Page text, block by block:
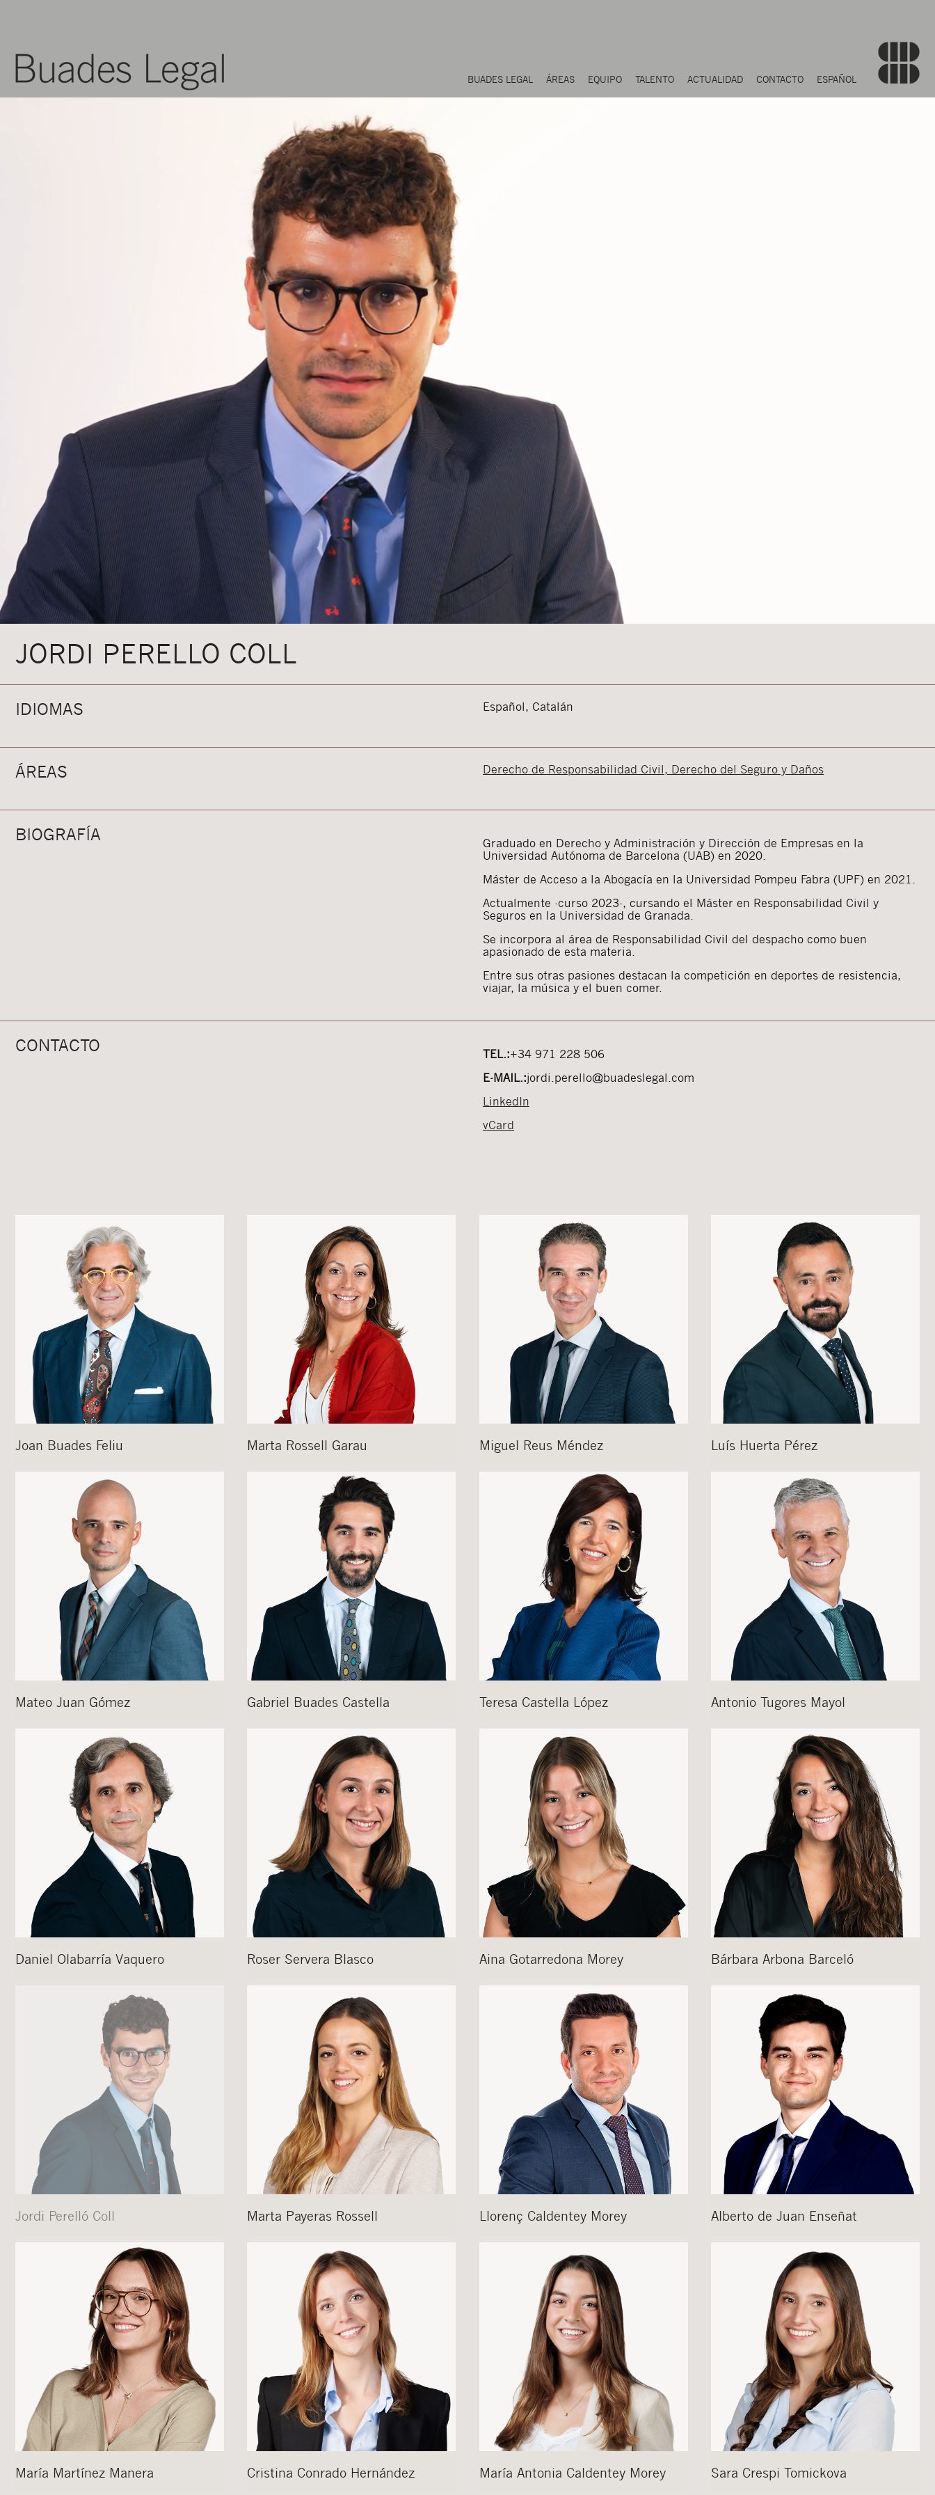
BUADES LEGAL ÁREAS EQUIPO TALENTO ACTUALIDAD CONTACTO ESPAÑOL
JORDI PERELLO COLL
IDIOMAS Español, Catalán
ÁREAS Derecho de Responsabilidad Civil, Derecho del Seguro y Daños
BIOGRAFÍA
Graduado en Derecho y Administración y Dirección de Empresas en la
Universidad Autónoma de Barcelona (UAB) en 2020.
Máster de Acceso a la Abogacía en la Universidad Pompeu Fabra (UPF) en 2021.
Actualmente -curso 2023-, cursando el Máster en Responsabilidad Civil y
Seguros en la Universidad de Granada.
Se incorpora al área de Responsabilidad Civil del despacho como buen
apasionado de esta materia.
Entre sus otras pasiones destacan la competición en deportes de resistencia,
viajar, la música y el buen comer.
CONTACTO TEL.:+34 971 228 506
E-MAIL.:jordi.perello@buadeslegal.com
LinkedIn
vCard
Joan Buades Feliu Marta Rossell Garau Miguel Reus Méndez Luís Huerta Pérez
Mateo Juan Gómez Gabriel Buades Castella Teresa Castella López Antonio Tugores Mayol
Daniel Olabarría Vaquero Roser Servera Blasco Aina Gotarredona Morey Bárbara Arbona Barceló
Jordi Perelló Coll Marta Payeras Rossell Llorenç Caldentey Morey Alberto de Juan Enseñat
María Martínez Manera Cristina Conrado Hernández María Antonia Caldentey Morey Sara Crespi Tomickova
Acepto recibir comunicaciones sobre nuevos artículos legales.
condiciones legalesyde privacidad de esta web.
Al pulsar el botón de envío manifiesta haber leído la siguiente información básica sobre privacidad : El responsable del tratamiento
es Buades Legal S.L. La finalidad es la atención a su solicitud. Tiene derecho a acceder, rectificar y suprimir los datos, así como
otros derechos como se explica en lapolítica de privacidad de nuestra web